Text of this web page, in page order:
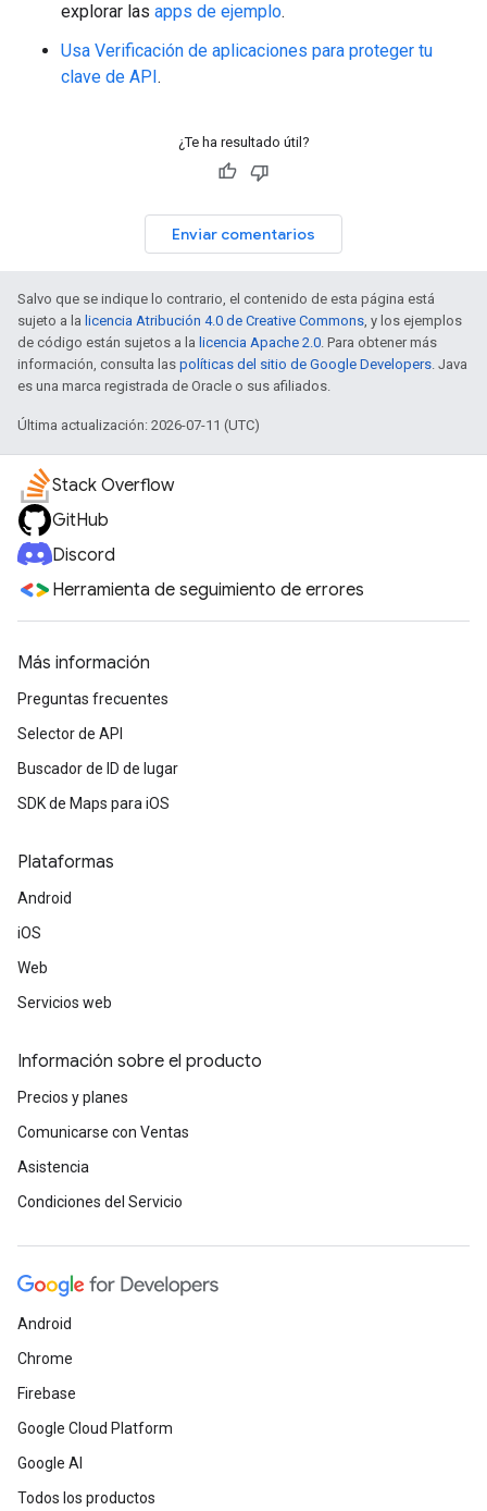
explorar las apps de ejemplo.
Usa Verificación de aplicaciones para proteger tu
clave de API.
¿Te ha resultado útil?
Enviar comentarios
Salvo que se indique lo contrario, el contenido de esta página está
sujeto a la licencia Atribución 4.0 de Creative Commons, y los ejemplos
de código están sujetos a la licencia Apache 2.0. Para obtener más
información, consulta las políticas del sitio de Google Developers. Java
es una marca registrada de Oracle o sus afiliados.
Última actualización: 2026-07-11 (UTC)
Stack Overflow
GitHub
Discord
Herramienta de seguimiento de errores
Más información
Preguntas frecuentes
Selector de API
Buscador de ID de lugar
SDK de Maps para iOS
Plataformas
Android
iOS
Web
Servicios web
Información sobre el producto
Precios y planes
Comunicarse con Ventas
Asistencia
Condiciones del Servicio
Android
Chrome
Firebase
Google Cloud Platform
Google AI
Todos los productos